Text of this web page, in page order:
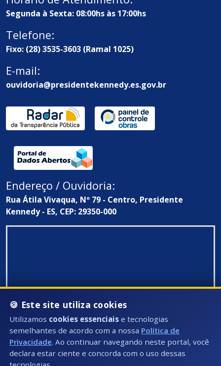
Segunda à Sexta: 08:00hs às 17:00hs
Telefone:
Fixo: (28) 3535-3603 (Ramal 1025)
E-mail:
ouvidoria@presidentekennedy.es.gov.br
Endereço / Ouvidoria:
Rua Átila Vivaqua, Nº 79 - Centro, Presidente
Kennedy - ES, CEP: 29350-000
🍪 Este site utiliza cookies
Utilizamos cookies essenciais e tecnologias
semelhantes de acordo com a nossa Política de
Privacidade. Ao continuar navegando neste portal, você
declara estar ciente e concorda com o uso dessas